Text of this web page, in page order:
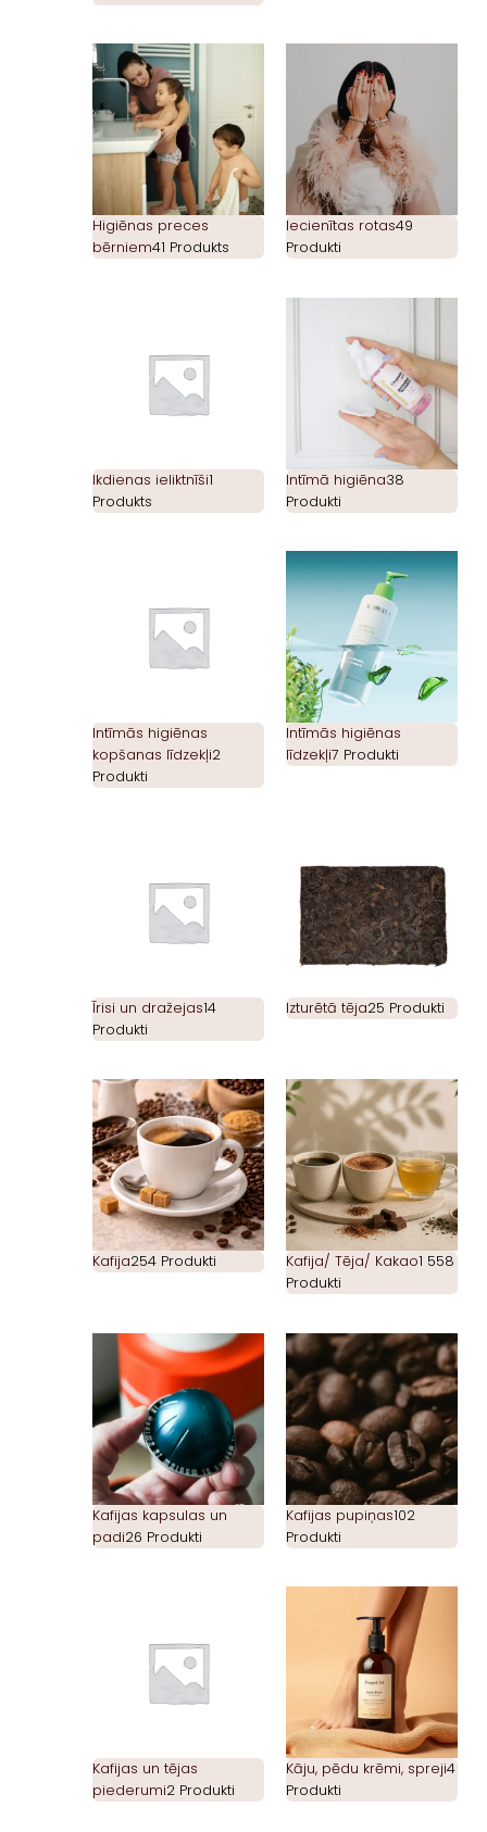
Higiēnas preces
bērniem41 Produkts
Iecienītas rotas49
Produkti
Ikdienas ieliktnīši1
Produkts
Intīmā higiēna38
Produkti
Intīmās higiēnas
kopšanas līdzekļi2
Produkti
Intīmās higiēnas
līdzekļi7 Produkti
Īrisi un dražejas14
Produkti
Izturētā tēja25 Produkti
Kafija254 Produkti Kafija/ Tēja/ Kakao1 558
Produkti
Kafijas kapsulas un
padi26 Produkti
Kafijas pupiņas102
Produkti
Kafijas un tējas
piederumi2 Produkti
Kāju, pēdu krēmi, spreji4
Produkti